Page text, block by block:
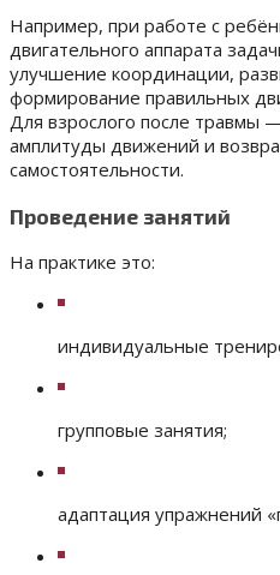
Например, при работе с
двигательного аппарата
улучшение координации,
формирование правильных
Для взрослого после травмы
амплитуды движений и
самостоятельности.
Проведение занятий
На практике это:
индивидуальные
групповые занятия;
адаптация упражнений